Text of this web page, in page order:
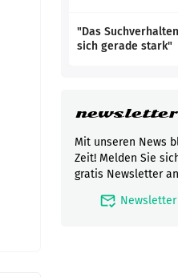
"Das
sich gerade stark"
newsletter
Mit unseren News
Zeit! Melden Sie
gratis Newsletter
mark_email_read